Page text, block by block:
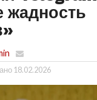
жадность
18.02.2026